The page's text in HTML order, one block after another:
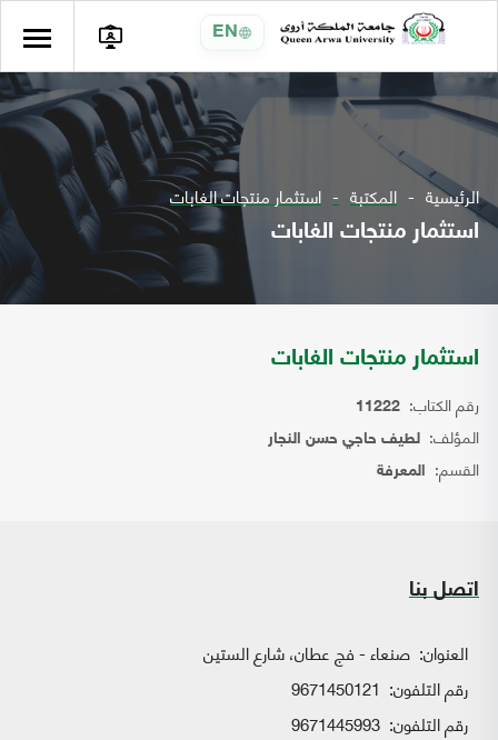
EN
الرئيسية المكتبة استثمار منتجات الغابات
استثمار منتجات الغابات
استثمار منتجات الغابات
رقم الكتاب: 11222
المؤلف: لطيف حاجي حسن النجار
القسم: المعرفة
اتصل بنا
العنوان: صنعاء - فج عطان، شارع الستين
رقم التلفون: 9671450121
رقم التلفون: 9671445993